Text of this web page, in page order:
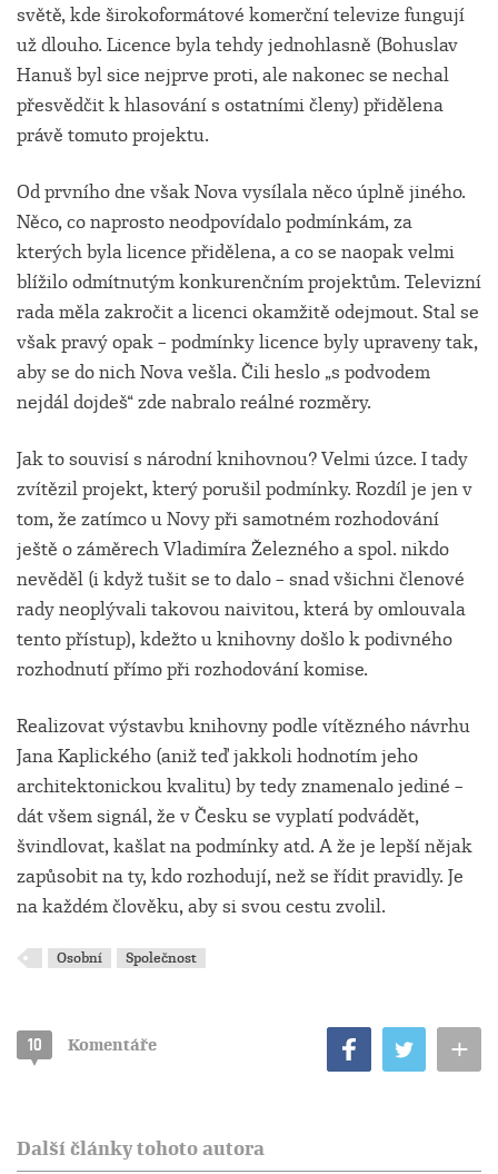
světě, kde širokoformátové komerční televize fungují
už dlouho. Licence byla tehdy jednohlasně (Bohuslav
Hanuš byl sice nejprve proti, ale nakonec se nechal
přesvědčit k hlasování s ostatními členy) přidělena
právě tomuto projektu.
Od prvního dne však Nova vysílala něco úplně jiného.
Něco, co naprosto neodpovídalo podmínkám, za
kterých byla licence přidělena, a co se naopak velmi
blížilo odmítnutým konkurenčním projektům. Televizní
rada měla zakročit a licenci okamžitě odejmout. Stal se
však pravý opak – podmínky licence byly upraveny tak,
aby se do nich Nova vešla. Čili heslo „s podvodem
nejdál dojdeš“ zde nabralo reálné rozměry.
Jak to souvisí s národní knihovnou? Velmi úzce. I tady
zvítězil projekt, který porušil podmínky. Rozdíl je jen v
tom, že zatímco u Novy při samotném rozhodování
ještě o záměrech Vladimíra Železného a spol. nikdo
nevěděl (i když tušit se to dalo – snad všichni členové
rady neoplývali takovou naivitou, která by omlouvala
tento přístup), kdežto u knihovny došlo k podivného
rozhodnutí přímo při rozhodování komise.
Realizovat výstavbu knihovny podle vítězného návrhu
Jana Kaplického (aniž teď jakkoli hodnotím jeho
architektonickou kvalitu) by tedy znamenalo jediné –
dát všem signál, že v Česku se vyplatí podvádět,
švindlovat, kašlat na podmínky atd. A že je lepší nějak
zapůsobit na ty, kdo rozhodují, než se řídit pravidly. Je
na každém člověku, aby si svou cestu zvolil.
Osobní Společnost
10 Komentáře +
Další články tohoto autora